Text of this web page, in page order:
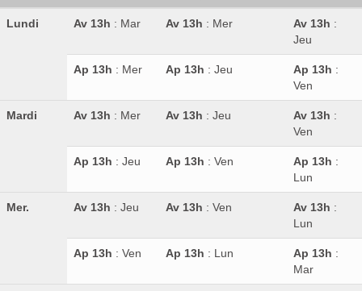
Lundi Av 13h : Mar Av 13h : Mer Av 13h :
Jeu
Ap 13h : Mer Ap 13h : Jeu Ap 13h :
Ven
Mardi Av 13h : Mer Av 13h : Jeu Av 13h :
Ven
Ap 13h : Jeu Ap 13h : Ven Ap 13h :
Lun
Mer. Av 13h : Jeu Av 13h : Ven Av 13h :
Lun
Ap 13h : Ven Ap 13h : Lun Ap 13h :
Mar